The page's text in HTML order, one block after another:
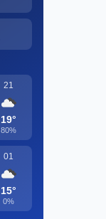
21
19°
80%
01
15°
0%